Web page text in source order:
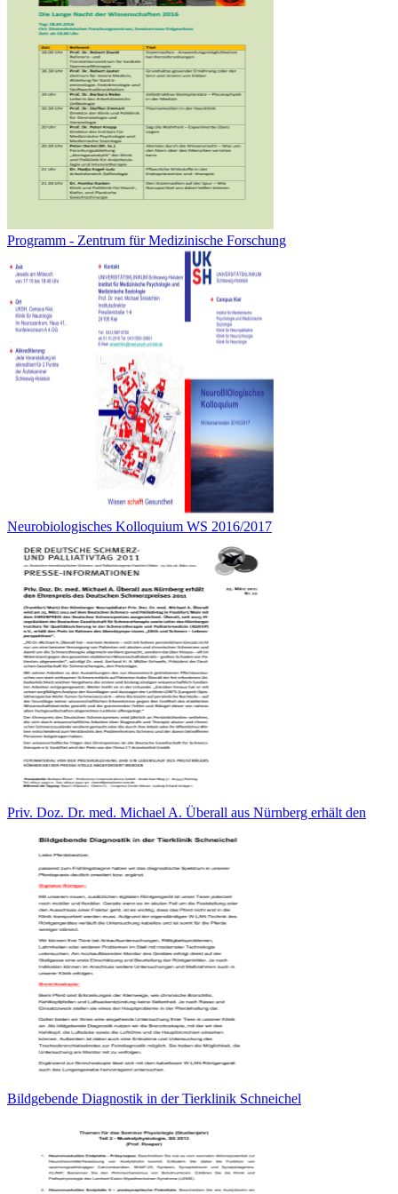
Programm - Zentrum für Medizinische Forschung
Neurobiologisches Kolloquium WS 2016/2017
Priv. Doz. Dr. med. Michael A. Überall aus Nürnberg erhält den
Bildgebende Diagnostik in der Tierklinik Schneichel